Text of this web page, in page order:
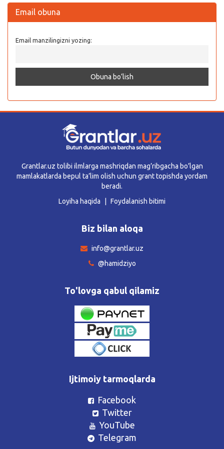
Email obuna
Email manzilingizni yozing:
Grantlar.uz tolibi ilmlarga mashriqdan mag’ribgacha bo’lgan
mamlakatlarda bepul ta’lim olish uchun grant topishda yordam
beradi.
Loyiha haqida
Foydalanish bitimi
Biz bilan aloqa
info@grantlar.uz
@hamidziyo
To'lovga qabul qilamiz
Ijtimoiy tarmoqlarda
Facebook
Twitter
YouTube
Telegram